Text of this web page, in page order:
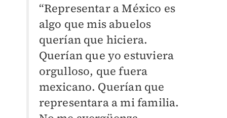
“Representar a México es
algo que mis abuelos
querían que hiciera.
Querían que yo estuviera
orgulloso, que fuera
mexicano. Querían que
representara a mi familia.